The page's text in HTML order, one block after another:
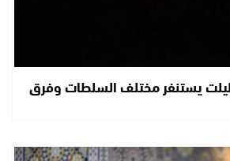
يستنفر مختلف السلطات وفرق